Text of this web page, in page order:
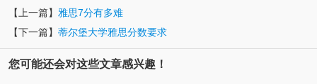
【上一篇】 雅思7分有多难
【下一篇】 蒂尔堡大学雅思分数要求
您可能还会对这些文章感兴趣！